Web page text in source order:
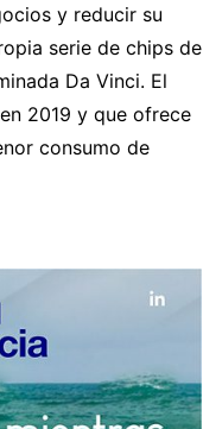
y reducir su
serie de chips de
Da Vinci. El
2019 y que ofrece
consumo de